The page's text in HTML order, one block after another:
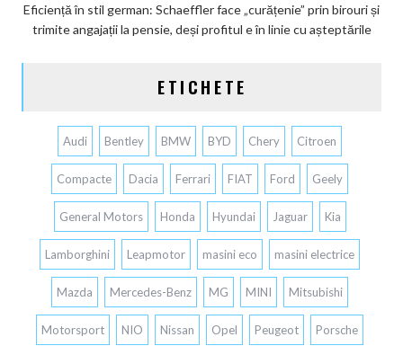
Eficiență în stil german: Schaeffler face „curățenie” prin birouri și
trimite angajații la pensie, deși profitul e în linie cu așteptările
ETICHETE
Audi Bentley BMW BYD Chery Citroen
Compacte Dacia Ferrari FIAT Ford Geely
General Motors Honda Hyundai Jaguar Kia
Lamborghini Leapmotor masini eco masini electrice
Mazda Mercedes-Benz MG MINI Mitsubishi
Motorsport NIO Nissan Opel Peugeot Porsche